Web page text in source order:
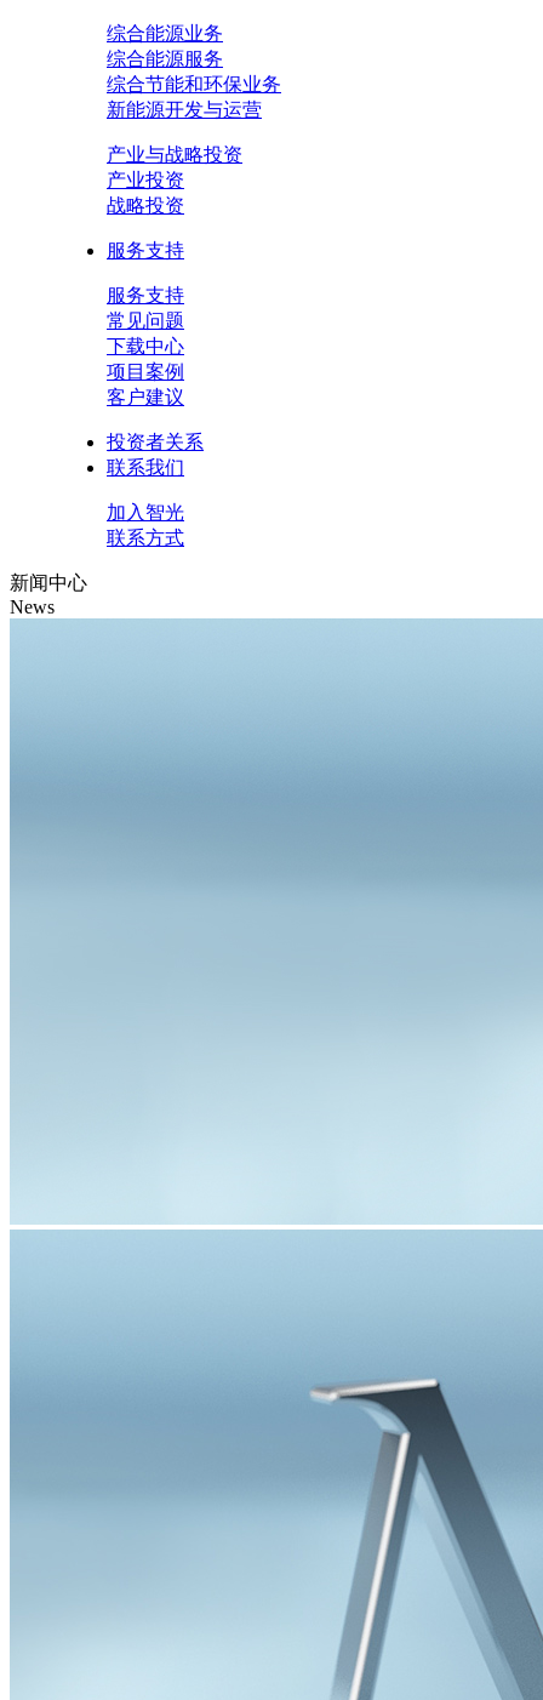
综合能源业务
综合能源服务
综合节能和环保业务
新能源开发与运营
产业与战略投资
产业投资
战略投资
服务支持
服务支持
常见问题
下载中心
项目案例
客户建议
投资者关系
联系我们
加入智光
联系方式
新闻中心
News